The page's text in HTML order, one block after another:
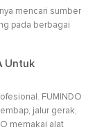
mencari sumber
pada berbagai
Untuk
FUMINDO
jalur gerak,
memakai alat